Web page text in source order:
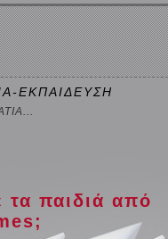
ΕΚΠΑΙΔΕΥΣΗ
παιδιά από